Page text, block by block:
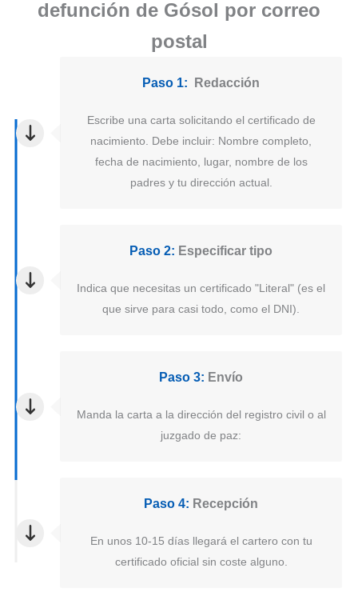
defunción de Gósol por correo
postal
Paso 1: Redacción
Escribe una carta solicitando el certificado de
nacimiento. Debe incluir: Nombre completo,
fecha de nacimiento, lugar, nombre de los
padres y tu dirección actual.
Paso 2: Especificar tipo
Indica que necesitas un certificado "Literal" (es el
que sirve para casi todo, como el DNI).
Paso 3: Envío
Manda la carta a la dirección del registro civil o al
juzgado de paz:
Paso 4: Recepción
En unos 10-15 días llegará el cartero con tu
certificado oficial sin coste alguno.